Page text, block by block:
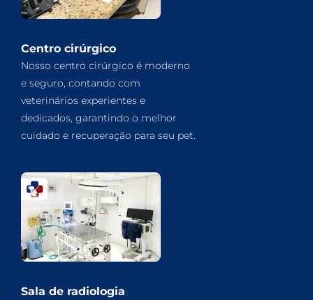
Centro cirúrgico
Nosso centro cirúrgico é moderno
e seguro, contando com
veterinários experientes e
dedicados, garantindo o melhor
cuidado e recuperação para seu pet.
Sala de radiologia